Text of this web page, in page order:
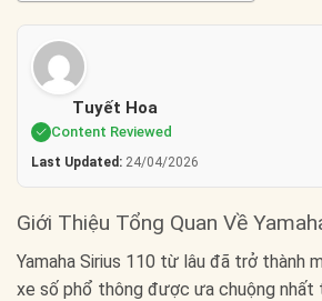
Tuyết Hoa
Content Reviewed
Last Updated: 24/04/2026
Giới Thiệu Tổng Quan Về
Yamaha Sirius 110 từ lâu đã trở thành
xe số phổ thông được ưa chuộng